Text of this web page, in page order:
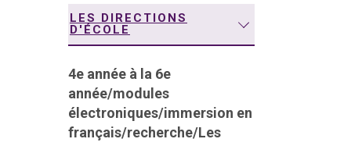
LES DIRECTIONS
D'ÉCOLE
4e année à la 6e
année/modules
électroniques/immersion en
français/recherche/Les